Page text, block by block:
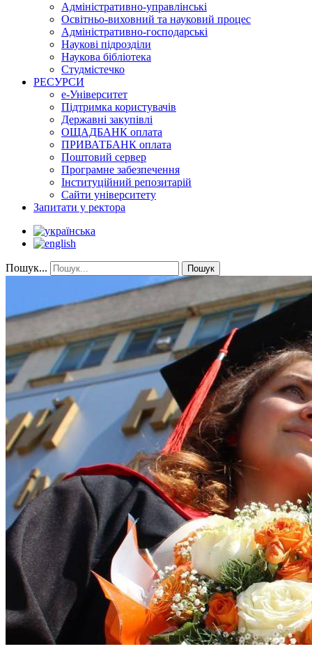
Адміністративно-управлінські
Освітньо-виховний та науковий процес
Адміністративно-господарські
Наукові підрозділи
Наукова бібліотека
Студмістечко
РЕСУРСИ
е-Університет
Підтримка користувачів
Державні закупівлі
ОЩАДБАНК оплата
ПРИВАТБАНК оплата
Поштовий сервер
Програмне забезпечення
Інституційний репозитарій
Сайти університету
Запитати у ректора
Пошук... Пошук